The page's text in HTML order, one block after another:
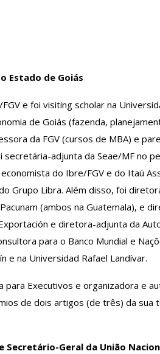
Estado de Goiás
e foi visiting scholar na
de Goiás (fazenda,
da FGV (cursos de MBA) e
adjunta da Seae/MF no
do Ibre/FGV e do Itaú
Grupo Libra. Além disso, foi
(ambos na Guatemala), e
e diretora-adjunta da
para o Banco Mundial e
e na Universidad Rafael Landívar.
para Executivos e organizadora e
de dois artigos (de três) da sua
Secretário-Geral da União
Mais De Mil
Realizados No
Semestre
Comunicacao 28